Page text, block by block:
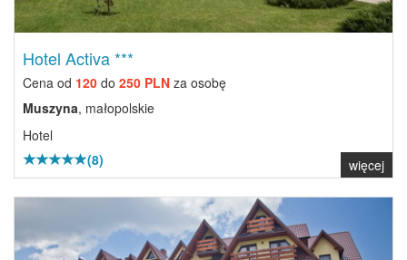
Hotel Activa ***
Cena od 120 do 250 PLN za osobę
Muszyna, małopolskie
Hotel
(8)
więcej